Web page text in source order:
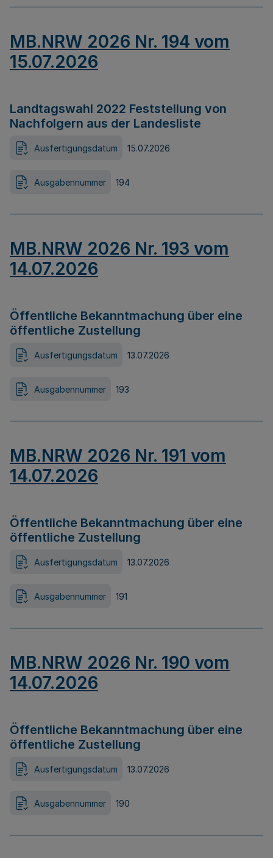
MB.NRW 2026 Nr. 194 vom
15.07.2026
Landtagswahl 2022 Feststellung von
Nachfolgern aus der Landesliste
Ausfertigungsdatum 15.07.2026
Ausgabennummer 194
MB.NRW 2026 Nr. 193 vom
14.07.2026
Öffentliche Bekanntmachung über eine
öffentliche Zustellung
Ausfertigungsdatum 13.07.2026
Ausgabennummer 193
MB.NRW 2026 Nr. 191 vom
14.07.2026
Öffentliche Bekanntmachung über eine
öffentliche Zustellung
Ausfertigungsdatum 13.07.2026
Ausgabennummer 191
MB.NRW 2026 Nr. 190 vom
14.07.2026
Öffentliche Bekanntmachung über eine
öffentliche Zustellung
Ausfertigungsdatum 13.07.2026
Ausgabennummer 190